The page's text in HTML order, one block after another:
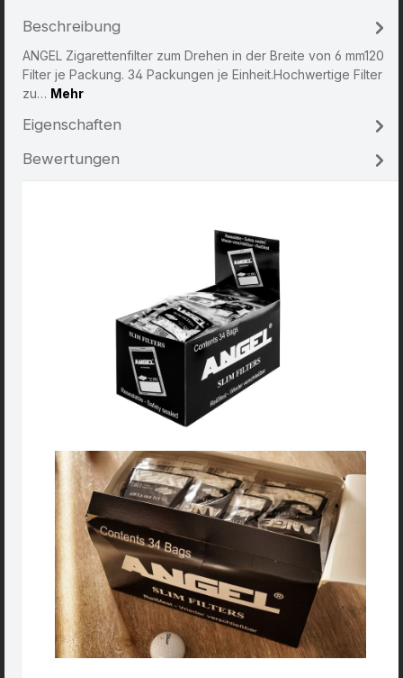
Beschreibung
ANGEL Zigarettenfilter zum Drehen in der Breite von 6 mm120
Filter je Packung. 34 Packungen je Einheit.Hochwertige Filter
zu… Mehr
Eigenschaften
Bewertungen